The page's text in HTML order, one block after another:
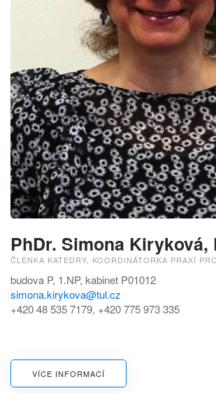
PhDr. Simona Kiryková,
ČLENKA KATEDRY, KOORDINÁTORKA PRAXÍ
budova P, 1.NP, kabinet P01012
simona.kirykova@tul.cz
+420 48 535 7179, +420 775 973 335
VÍCE INFORMACÍ